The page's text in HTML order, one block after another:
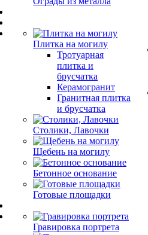
Плитка на могилу
Тротуарная
плитка и
брусчатка
Керамогранит
Гранитная плитка
и брусчатка
Столики, Лавочки
Щебень на могилу
Бетонное основание
Готовые площадки
Гравировка портрета